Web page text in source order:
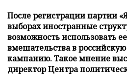
После регистрации партии
выборах иностранные
возможность использовать
вмешательства в
кампанию. Такое мнение
директор Центра